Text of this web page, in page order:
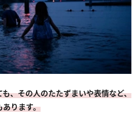
、その人のたたずまいや表情など、
あります。